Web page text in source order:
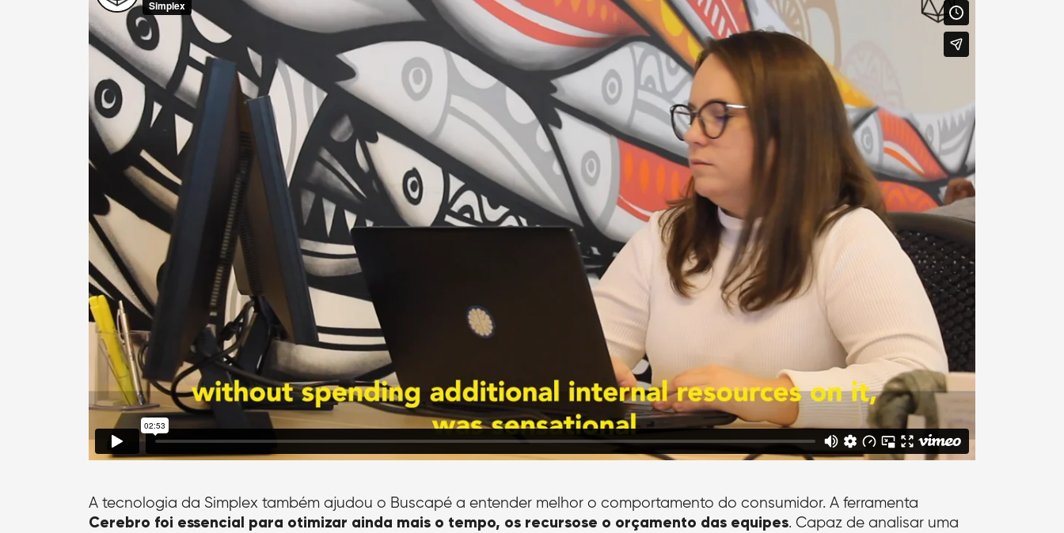
A tecnologia da Simplex também ajudou o Buscapé a entender melhor o comportamento do consumidor. A ferramenta
Cerebro foi essencial para otimizar ainda mais o tempo, os recursose o orçamento das equipes. Capaz de analisar uma